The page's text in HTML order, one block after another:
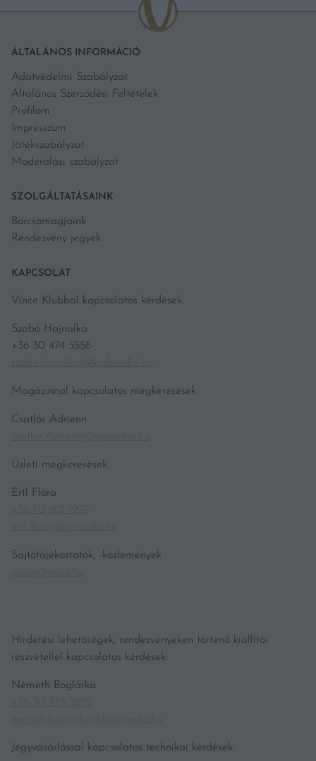
ÁLTALÁNOS INFORMÁCIÓ
Adatvédelmi Szabályzat
Általános Szerződési Feltételek
Profilom
Impresszum
Játékszabályzat
Moderálási szabályzat
SZOLGÁLTATÁSAINK
Borcsomagjaink
Rendezvény jegyek
KAPCSOLAT
Vince Klubbal kapcsolatos kérdések:
Szabó Hajnalka
+36 30 474 5558
szabo.hajnalka@kodmedia.hu
Magazinnal kapcsolatos megkeresések:
Csatlós Adrienn
csatlos.Adrienn@hgmedia.hu
Üzleti megkeresések:
Ertl Flóra
+36 70 601 1929
ertl.flora@hgmedia.hu
Sajtótájékoztatók, -közlemények
vince@vince.hu
Hirdetési lehetőségek, rendezvényeken történő kiállítói
részvétellel kapcsolatos kérdések:
Németh Boglárka
+36 30 975 2652
nemeth.boglarka@kodmedia.hu
Jegyvásárlással kapcsolatos technikai kérdések: